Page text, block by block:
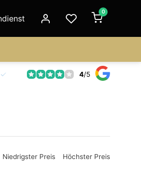
0
Ersatzteilversorgung Seit 18
4/5
Niedrigster Preis Höchster Preis